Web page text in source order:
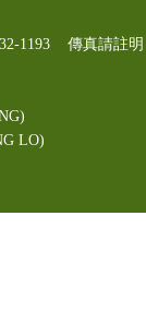
1193 傳真請註明
LO)